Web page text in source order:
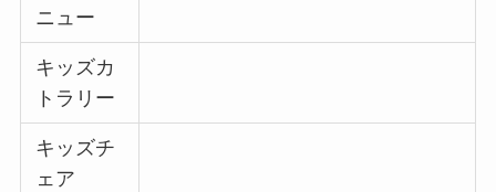
ニュー
キッズカ
トラリー
キッズチ
ェア